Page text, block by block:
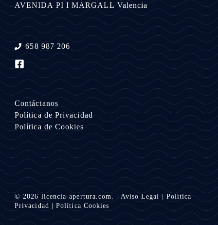
AVENIDA PI I MARGALL Valencia
658 987 206
Contáctanos
Política de Privacidad
Política de Cookies
© 2026 licencia-apertura.com. Aviso Legal
Política
Privacidad |Política Cookies